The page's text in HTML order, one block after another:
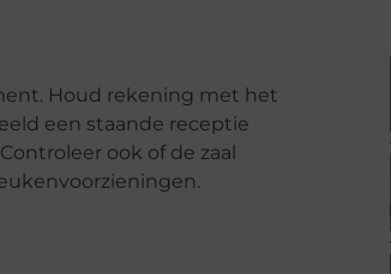
Houd rekening met het
een staande receptie
ook of de zaal